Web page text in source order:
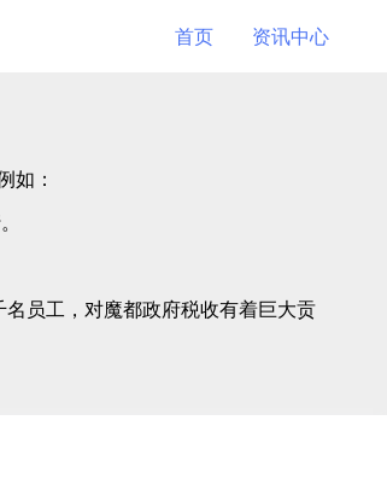
首页 资讯中心
如：
员工，对魔都政府税收有着巨大贡